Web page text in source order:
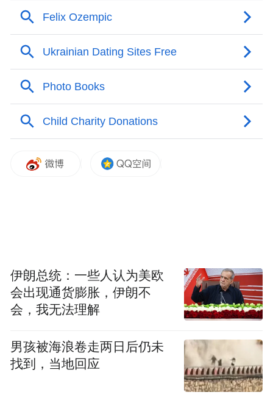
据了解，“五个一” 惠民行动涵盖“我为比如种
棵树”“我为牧民亮盏灯”“我在藏区有头牛”“我
为村民打口井”“我为老人献份爱”五大项目，
覆盖生态、民生等多个领域。此次率先启动
的植树、亮灯两大项目，既是“五个一”惠民
行动的首批启动实施项目，也是“新善中国”
行动在雪域高原的生动实践，为促进各民族
友谊之树、凝聚民族深情的团结之树；一盏
盏点亮草原的灯光，是照亮牧民生活的希望
之灯、传递党恩关怀的感恩之灯、增进民生
福祉的幸福之灯。
伊朗总统：一些人认为美欧
会出现通货膨胀，伊朗不
会，我无法理解
男孩被海浪卷走两日后仍未
找到，当地回应